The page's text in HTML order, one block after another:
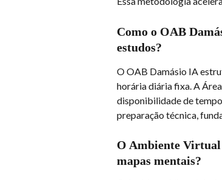
Como o OAB
estudos?
O OAB Damásio IA
horária diária fixa. A
disponibilidade de
preparação técnica,
O Ambiente
mapas mentais?